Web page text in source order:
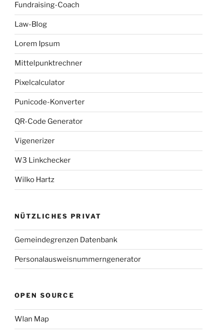
Fundraising-Coach
Law-Blog
Lorem Ipsum
Mittelpunktrechner
Pixelcalculator
Punicode-Konverter
QR-Code Generator
Vigenerizer
W3 Linkchecker
Wilko Hartz
NÜTZLICHES PRIVAT
Gemeindegrenzen Datenbank
Personalausweisnummerngenerator
OPEN SOURCE
Wlan Map